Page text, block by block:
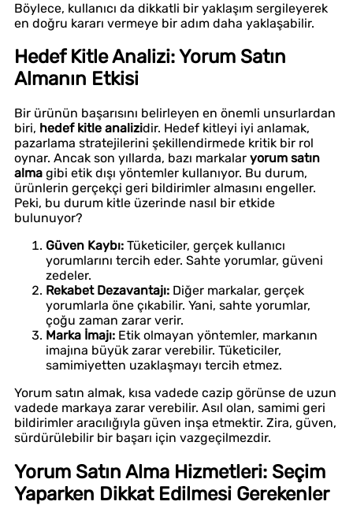
Böylece, kullanıcı da dikkatli bir yaklaşım sergileyerek
en doğru kararı vermeye bir adım daha yaklaşabilir.
Hedef Kitle Analizi: Yorum Satın
Almanın Etkisi
Bir ürünün başarısını belirleyen en önemli unsurlardan
biri, hedef kitle analizidir. Hedef kitleyi iyi anlamak,
pazarlama stratejilerini şekillendirmede kritik bir rol
oynar. Ancak son yıllarda, bazı markalar yorum satın
alma gibi etik dışı yöntemler kullanıyor. Bu durum,
ürünlerin gerçekçi geri bildirimler almasını engeller.
Peki, bu durum kitle üzerinde nasıl bir etkide
bulunuyor?
Güven Kaybı: Tüketiciler, gerçek kullanıcı
yorumlarını tercih eder. Sahte yorumlar, güveni
zedeler.
Rekabet Dezavantajı: Diğer markalar, gerçek
yorumlarla öne çıkabilir. Yani, sahte yorumlar,
çoğu zaman zarar verir.
Marka İmajı: Etik olmayan yöntemler, markanın
imajına büyük zarar verebilir. Tüketiciler,
samimiyetten uzaklaşmayı tercih etmez.
Yorum satın almak, kısa vadede cazip görünse de uzun
vadede markaya zarar verebilir. Asıl olan, samimi geri
bildirimler aracılığıyla güven inşa etmektir. Zira, güven,
sürdürülebilir bir başarı için vazgeçilmezdir.
Yorum Satın Alma Hizmetleri: Seçim
Yaparken Dikkat Edilmesi Gerekenler